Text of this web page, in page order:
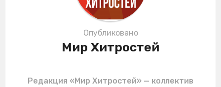
Опубликовано
Мир Хитростей
Редакция «Мир Хитростей» — коллектив